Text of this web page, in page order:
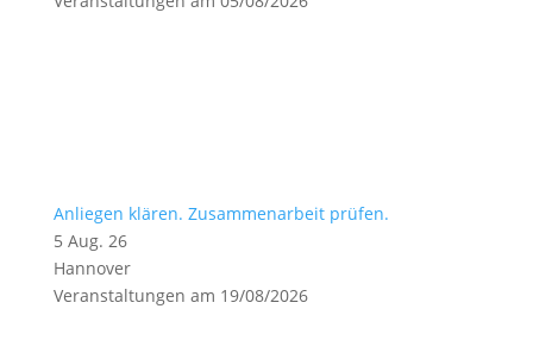
Anliegen klären. Zusammenarbeit prüfen.
5 Aug. 26
Hannover
Veranstaltungen am 19/08/2026